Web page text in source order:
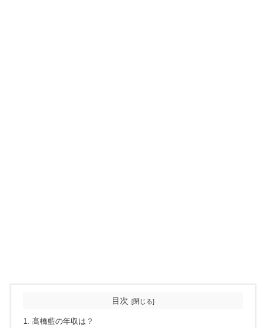
目次
髙橋藍の年収は？